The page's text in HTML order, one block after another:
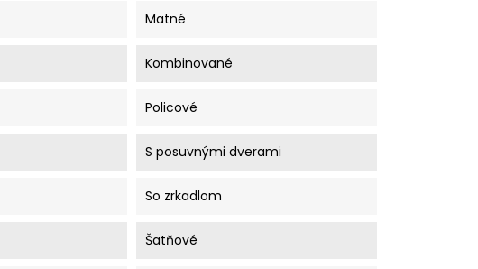
Matné
Kombinované
Policové
S posuvnými dverami
So zrkadlom
Šatňové